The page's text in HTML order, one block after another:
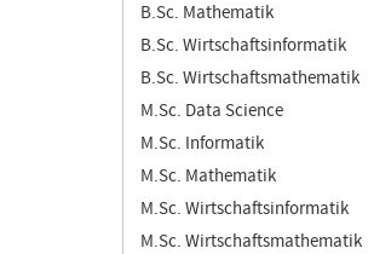
B.Sc. Mathematik
B.Sc. Wirtschaftsinformatik
B.Sc. Wirtschaftsmathematik
M.Sc. Data Science
M.Sc. Informatik
M.Sc. Mathematik
M.Sc. Wirtschaftsinformatik
M.Sc. Wirtschaftsmathematik